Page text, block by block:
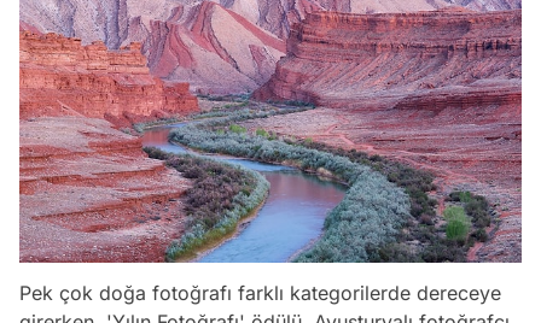
Pek çok doğa fotoğrafı farklı kategorilerde dereceye